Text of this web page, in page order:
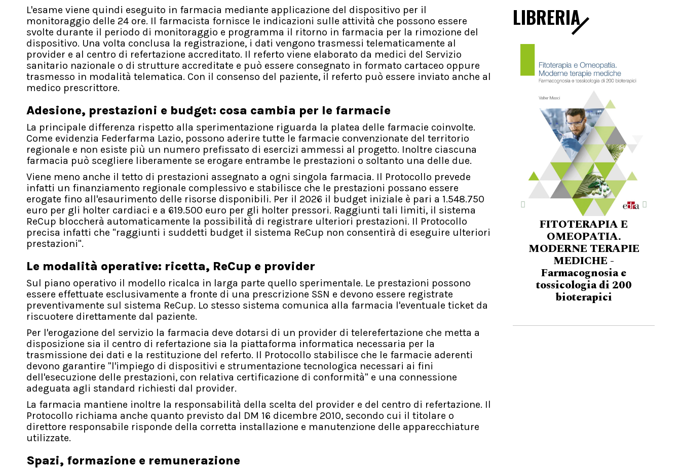
L'esame viene quindi eseguito in farmacia mediante applicazione del dispositivo per il
monitoraggio delle 24 ore. Il farmacista fornisce le indicazioni sulle attività che possono essere
svolte durante il periodo di monitoraggio e programma il ritorno in farmacia per la rimozione del
dispositivo. Una volta conclusa la registrazione, i dati vengono trasmessi telematicamente al
provider e al centro di refertazione accreditato. Il referto viene elaborato da medici del Servizio
sanitario nazionale o di strutture accreditate e può essere consegnato in formato cartaceo oppure
trasmesso in modalità telematica. Con il consenso del paziente, il referto può essere inviato anche al
medico prescrittore.
Adesione, prestazioni e budget: cosa cambia per le farmacie
La principale differenza rispetto alla sperimentazione riguarda la platea delle farmacie coinvolte.
Come evidenzia Federfarma Lazio, possono aderire tutte le farmacie convenzionate del territorio
regionale e non esiste più un numero prefissato di esercizi ammessi al progetto. Inoltre ciascuna
farmacia può scegliere liberamente se erogare entrambe le prestazioni o soltanto una delle due.
Viene meno anche il tetto di prestazioni assegnato a ogni singola farmacia. Il Protocollo prevede
infatti un finanziamento regionale complessivo e stabilisce che le prestazioni possano essere
erogate fino all'esaurimento delle risorse disponibili. Per il 2026 il budget iniziale è pari a 1.548.750
euro per gli holter cardiaci e a 619.500 euro per gli holter pressori. Raggiunti tali limiti, il sistema
ReCup bloccherà automaticamente la possibilità di registrare ulteriori prestazioni. Il Protocollo
precisa infatti che "raggiunti i suddetti budget il sistema ReCup non consentirà di eseguire ulteriori
prestazioni".
Le modalità operative: ricetta, ReCup e provider
Sul piano operativo il modello ricalca in larga parte quello sperimentale. Le prestazioni possono
essere effettuate esclusivamente a fronte di una prescrizione SSN e devono essere registrate
preventivamente sul sistema ReCup. Lo stesso sistema comunica alla farmacia l'eventuale ticket da
riscuotere direttamente dal paziente.
Per l'erogazione del servizio la farmacia deve dotarsi di un provider di telerefertazione che metta a
disposizione sia il centro di refertazione sia la piattaforma informatica necessaria per la
trasmissione dei dati e la restituzione del referto. Il Protocollo stabilisce che le farmacie aderenti
devono garantire "l'impiego di dispositivi e strumentazione tecnologica necessari ai fini
dell'esecuzione delle prestazioni, con relativa certificazione di conformità" e una connessione
adeguata agli standard richiesti dal provider.
La farmacia mantiene inoltre la responsabilità della scelta del provider e del centro di refertazione. Il
Protocollo richiama anche quanto previsto dal DM 16 dicembre 2010, secondo cui il titolare o
direttore responsabile risponde della corretta installazione e manutenzione delle apparecchiature
utilizzate.
Spazi, formazione e remunerazione
LIBRERIA
FITOTERAPIA E
OMEOPATIA.
MODERNE TERAPIE
MEDICHE -
Farmacognosia e
tossicologia di 200
bioterapici